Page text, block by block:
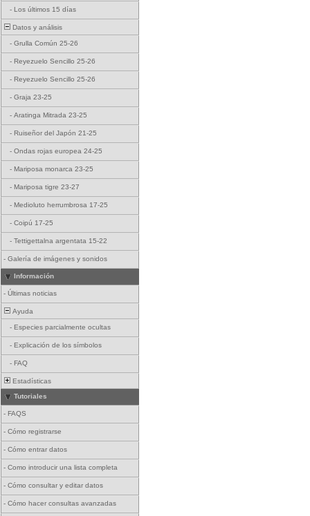
- Los últimos 15 días
Datos y análisis
- Grulla Común 25-26
- Reyezuelo Sencillo 25-26
- Reyezuelo Sencillo 25-26
- Graja 23-25
- Aratinga Mitrada 23-25
- Ruiseñor del Japón 21-25
- Ondas rojas europea 24-25
- Mariposa monarca 23-25
- Mariposa tigre 23-27
- Medioluto herrumbrosa 17-25
- Coipú 17-25
- Tettigettalna argentata 15-22
- Galería de imágenes y sonidos
Información
- Últimas noticias
Ayuda
- Especies parcialmente ocultas
- Explicación de los símbolos
- FAQ
Estadísticas
Tutoriales
- FAQS
- Cómo registrarse
- Cómo entrar datos
- Como introducir una lista completa
- Cómo consultar y editar datos
- Cómo hacer consultas avanzadas